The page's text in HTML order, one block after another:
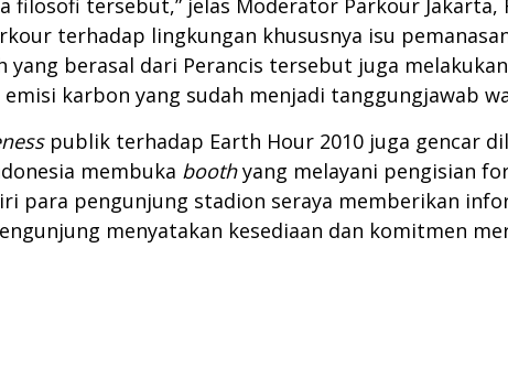
terhadap lingkungan khususnya isu
yang berasal dari Perancis tersebut juga melakukan
karbon yang sudah menjadi tanggungjawab
publik terhadap Earth Hour 2010 juga gencar
membuka boothyang melayani pengisian
para pengunjung stadion seraya memberikan
menyatakan kesediaan dan komitmen